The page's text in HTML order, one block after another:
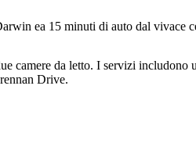
ea 15 minuti di auto dal vivace
da letto. I servizi includono
Drive.